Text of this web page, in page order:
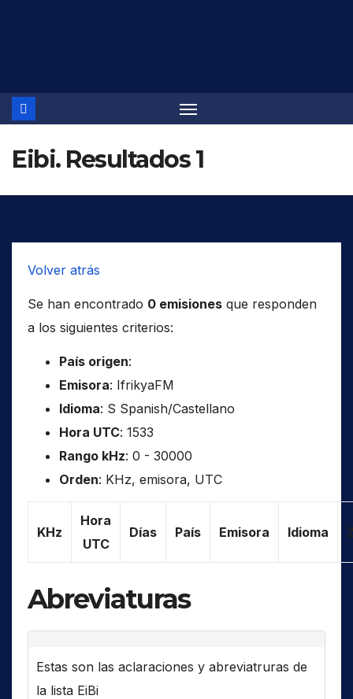
Eibi. Resultados 1
Volver atrás
Se han encontrado 0 emisiones que responden
a los siguientes criterios:
País origen:
Emisora: IfrikyaFM
Idioma: S Spanish/Castellano
Hora UTC: 1533
Rango kHz: 0 - 30000
Orden: KHz, emisora, UTC
KHz
Hora
UTC
Días País Emisora Idioma
Abreviaturas
Estas son las aclaraciones y abreviatruras de
la lista EiBi